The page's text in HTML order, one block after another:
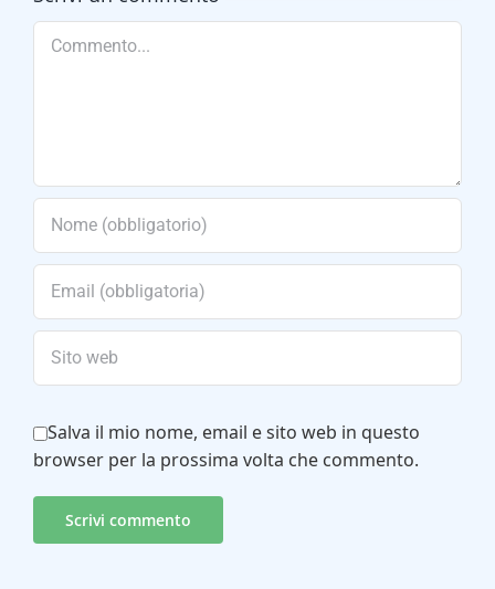
Commento
Salva il mio nome, email e sito web in questo
browser per la prossima volta che commento.